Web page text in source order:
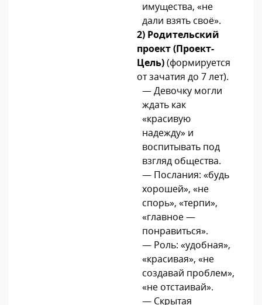
имущества, «не
дали взять своё».
2) Родительский
проект (Проект-
Цель)(формируется
от зачатия до 7 лет).
— Девочку могли
ждать как
«красивую
надежду» и
воспитывать под
взгляд общества.
— Послания: «будь
хорошей», «не
спорь», «терпи»,
«главное —
понравиться».
— Роль: «удобная»,
«красивая», «не
создавай проблем»,
«не отстаивай».
— Скрытая